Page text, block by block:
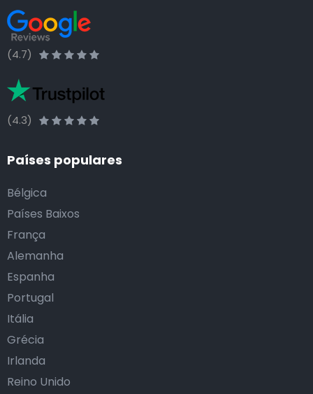
(4.7)
(4.3)
Países populares
Bélgica
Países Baixos
França
Alemanha
Espanha
Portugal
Itália
Grécia
Irlanda
Reino Unido